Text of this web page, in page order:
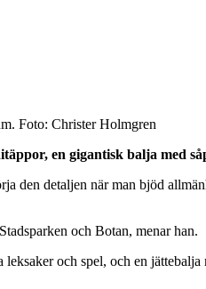
Foto: Christer Holmgren
en gigantisk balja med
den detaljen när man bjöd
och Botan, menar han.
och spel, och en